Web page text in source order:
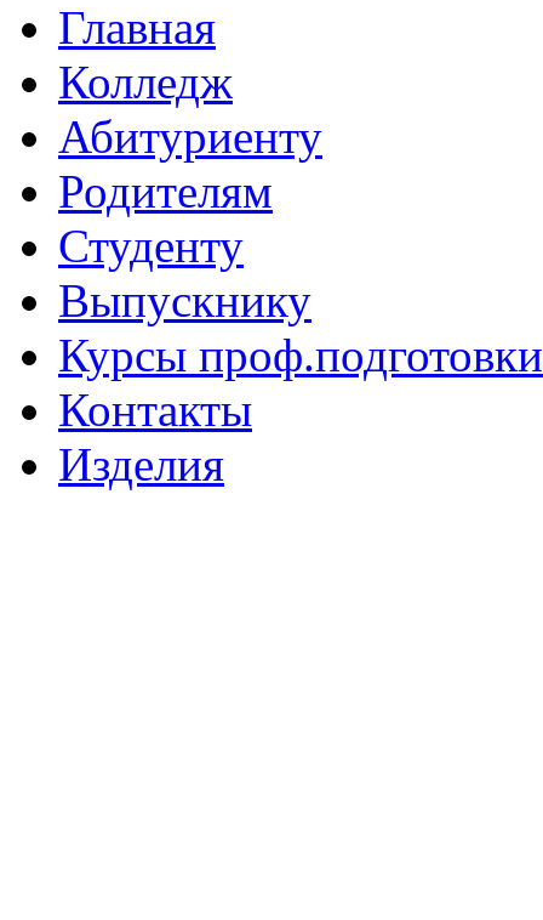
Главная
Колледж
Абитуриенту
Родителям
Студенту
Выпускнику
Курсы проф.подготовки
Контакты
Изделия